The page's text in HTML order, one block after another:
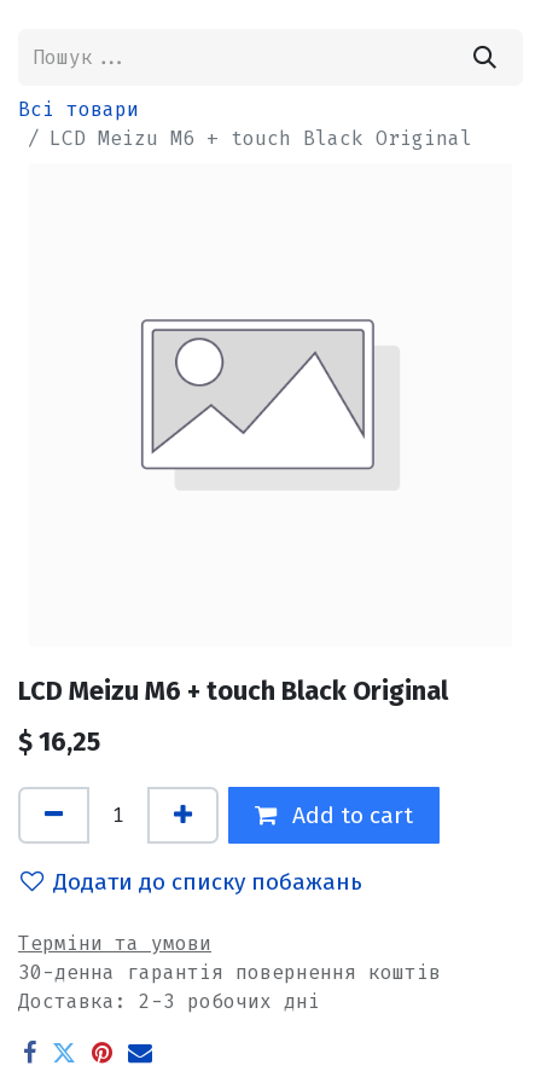
Всі товари
LCD Meizu M6 + touch Black Original
LCD Meizu M6 + touch Black Original
$16,25
Add to cart
Додати до списку побажань
Терміни та умови
30-денна гарантія повернення коштів
Доставка: 2-3 робочих дні